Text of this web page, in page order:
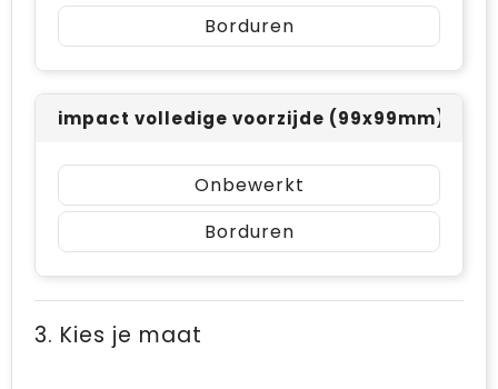
Borduren
impact volledige voorzijde (99x99mm)
Onbewerkt
Borduren
3. Kies je maat